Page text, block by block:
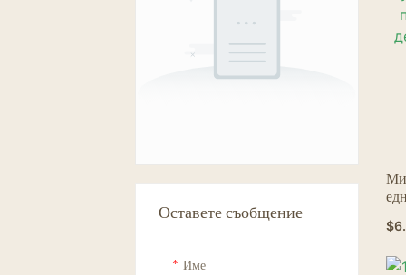
$
Оставете съобщение
Име